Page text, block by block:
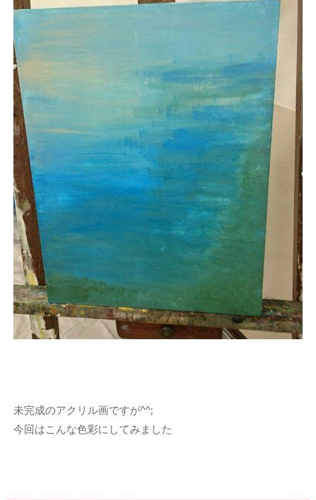
未完成のアクリル画ですが^^;
今回はこんな色彩にしてみました